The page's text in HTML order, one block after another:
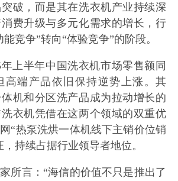
破，而是其在洗衣机产业持续深
费升级与多元化需求的增长，行
竞争”转向“体验竞争”的阶段。
上半年中国洗衣机市场零售额同
高端产品依旧保持逆势上涨。其
机和分区洗产品成为拉动增长的
衣机凭借在这两个领域的双重优
“热泵洗烘一体机线下主销价位销
持续占据行业领导者地位。
所言：“海信的价值不只是推出了